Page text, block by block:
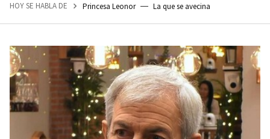
HOY SE HABLA DE Princesa Leonor La que se avecina